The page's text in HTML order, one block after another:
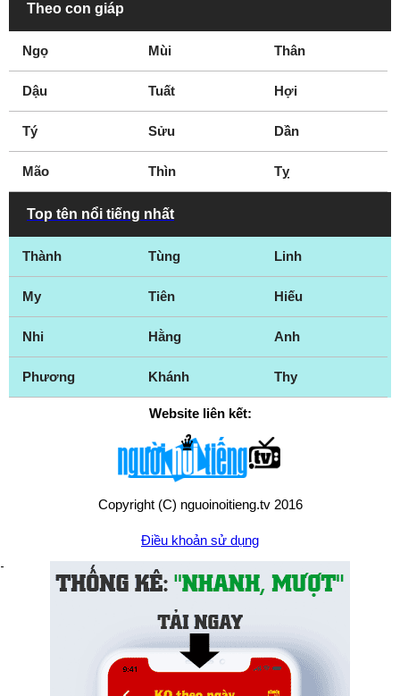
Theo con giáp
Ngọ Mùi Thân
Dậu Tuất Hợi
Tý Sửu Dần
Mão Thìn Tỵ
Top tên nổi tiếng nhất
Thành Tùng Linh
My Tiên Hiếu
Nhi Hằng Anh
Phương Khánh Thy
Website liên kết:
Copyright (C) nguoinoitieng.tv 2016
Điều khoản sử dụng
Chính sách quyền riêng tư
mail.nguoinoitieng.tv@gmail.com